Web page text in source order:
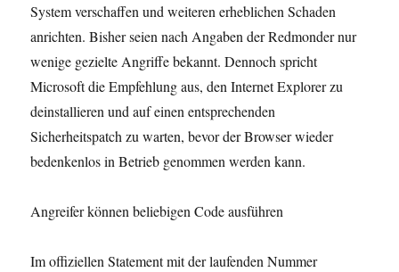
System verschaffen und weiteren erheblichen Schaden
anrichten. Bisher seien nach Angaben der Redmonder nur
wenige gezielte Angriffe bekannt. Dennoch spricht
Microsoft die Empfehlung aus, den Internet Explorer zu
deinstallieren und auf einen entsprechenden
Sicherheitspatch zu warten, bevor der Browser wieder
bedenkenlos in Betrieb genommen werden kann.
Angreifer können beliebigen Code ausführen
Im offiziellen Statement mit der laufenden Nummer